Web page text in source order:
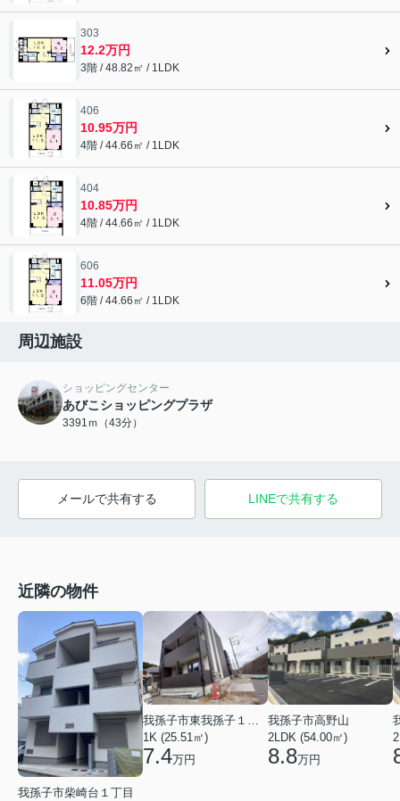
303
12.2万円
3階 / 48.82㎡ / 1LDK
406
10.95万円
4階 / 44.66㎡ / 1LDK
404
10.85万円
4階 / 44.66㎡ / 1LDK
606
11.05万円
6階 / 44.66㎡ / 1LDK
周辺施設
ショッピングセンター
あびこショッピングプラザ
3391ｍ（43分）
メールで共有する LINEで共有する
近隣の物件
我孫子市柴崎台１丁目
1K (25.51㎡)
7.4万円
我孫子市高野山
2LDK (54.00㎡)
8.8万円